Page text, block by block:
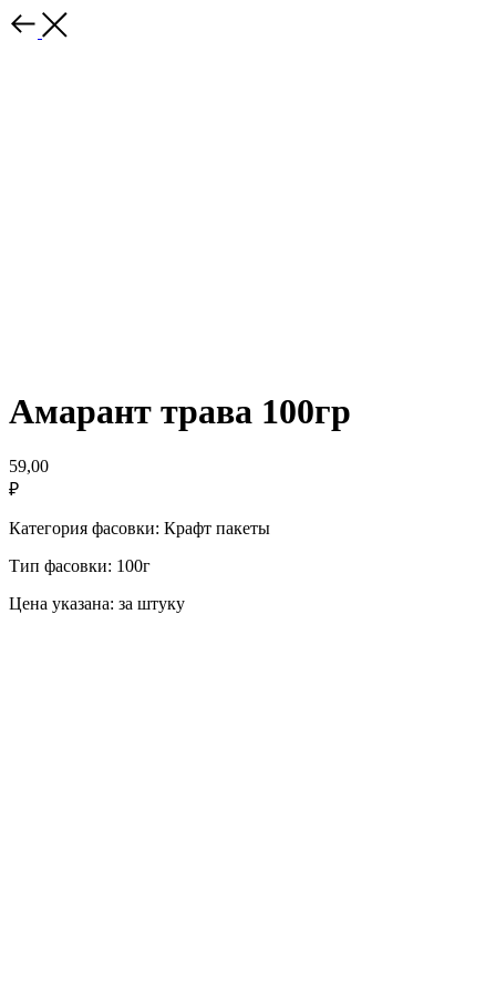
Амарант трава 100гр
59,00
₽
Категория фасовки: Крафт пакеты
Тип фасовки: 100г
Цена указана: за штуку